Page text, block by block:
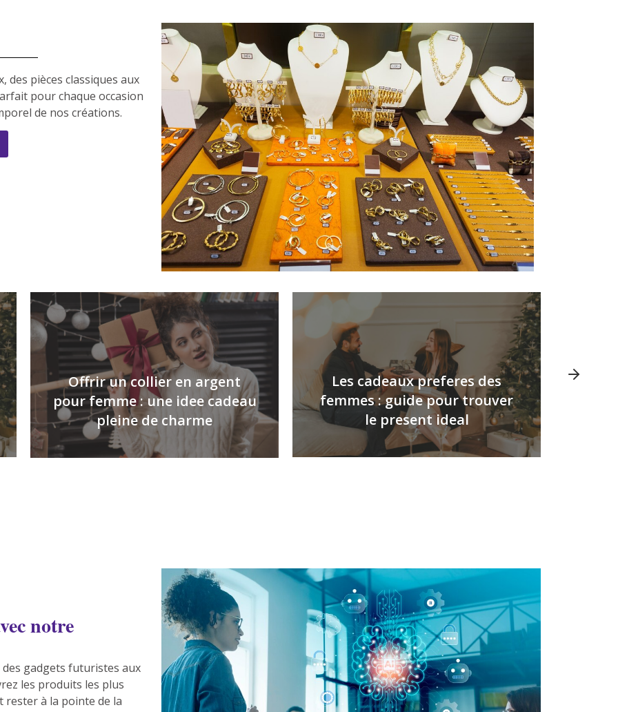
des pièces classiques aux
pour chaque occasion
de nos créations.
Offrir un collier en argent
pour femme : une idee cadeau
pleine de charme
Les cadeaux preferes des
femmes : guide pour trouver
le present ideal
notre
gadgets futuristes aux
les produits les plus
à la pointe de la